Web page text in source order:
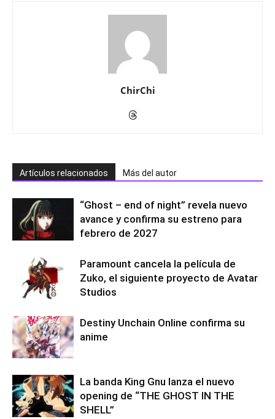
ChirChi
Artículos relacionados Más del autor
“Ghost – end of night” revela nuevo
avance y confirma su estreno para
febrero de 2027
Paramount cancela la película de
Zuko, el siguiente proyecto de Avatar
Studios
Destiny Unchain Online confirma su
anime
La banda King Gnu lanza el nuevo
opening de “THE GHOST IN THE
SHELL”